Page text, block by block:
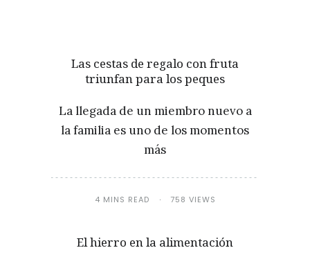
Las cestas de regalo con fruta
triunfan para los peques
La llegada de un miembro nuevo a
la familia es uno de los momentos
más
4 MINS READ 758 VIEWS
El hierro en la alimentación